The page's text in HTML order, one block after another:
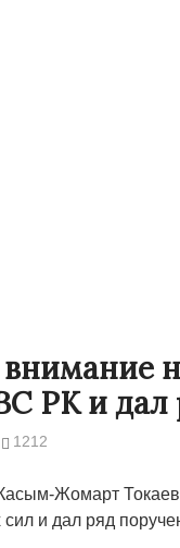
внимание
РК и
1212
Жомарт
и дал ряд